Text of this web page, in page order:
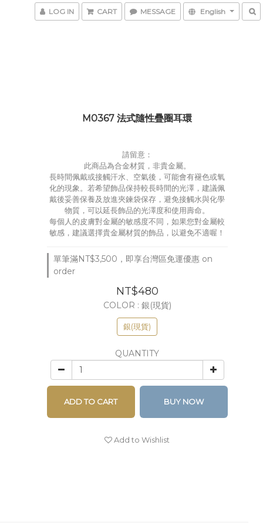
LOG IN CART MESSAGE English
M0367 法式隨性疊圈耳環
請留意：
此商品為合金材質，非貴金屬。
長時間佩戴或接觸汗水、空氣後，可能會有褪色或氧
化的現象。若希望飾品保持較長時間的光澤，建議佩
戴後妥善保養及放進夾鍊袋保存，避免接觸水與化學
物質，可以延長飾品的光澤度和使用壽命。
每個人的皮膚對金屬的敏感度不同，如果您對金屬較
敏感，建議選擇貴金屬材質的飾品，以避免不適喔！
單筆滿NT$3,500，即享台灣區免運優惠 on
order
NT$480
COLOR : 銀(現貨)
銀(現貨)
QUANTITY
ADD TO CART BUY NOW
Add to Wishlist